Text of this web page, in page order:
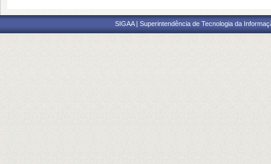
SIGAA | Superintendência de Tecnologia da